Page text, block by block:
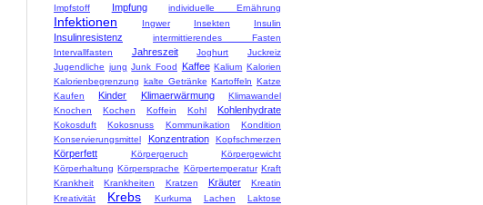
Impfstoff
Impfung individuelle Ernährung
Infektionen Ingwer Insekten Insulin
Insulinresistenz
intermittierendes Fasten
Intervallfasten
Jahreszeit Joghurt
Juckreiz
Jugendliche jung Junk Food Kaffee Kalium Kalorien
Kalorienbegrenzung kalte Getränke Kartoffeln Katze
Kaufen
Kinder Klimaerwärmung
Klimawandel
Knochen
Kochen Koffein Kohl Kohlenhydrate
Kokosduft Kokosnuss Kommunikation
Kondition
Konservierungsmittel
Konzentration Kopfschmerzen
Körperfett Körpergeruch
Körpergewicht
Körperhaltung Körpersprache Körpertemperatur Kraft
Krankheit
Krankheiten Kratzen Kräuter
Kreatin
Kreativität
Krebs Kurkuma Lachen
Laktose